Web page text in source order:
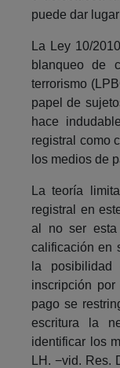
puede dar
La Ley 10/
blanqueo de
terrorismo
papel de
hace
registral como
los medios de
La teoría
registral en
al no ser esta
calificación en
la
inscripción
pago se
escritura la
identificar los
LH. −vid. Res.